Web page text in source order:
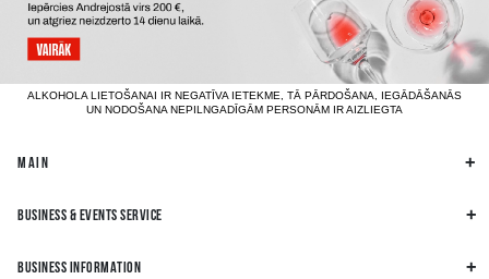
ALKOHOLA LIETOŠANAI IR NEGATĪVA IETEKME, TĀ PĀRDOŠANA, IEGĀDĀŠANĀS
UN NODOŠANA NEPILNGADĪGĀM PERSONĀM IR AIZLIEGTA
MAIN
BUSINESS & EVENTS SERVICE
BUSINESS INFORMATION